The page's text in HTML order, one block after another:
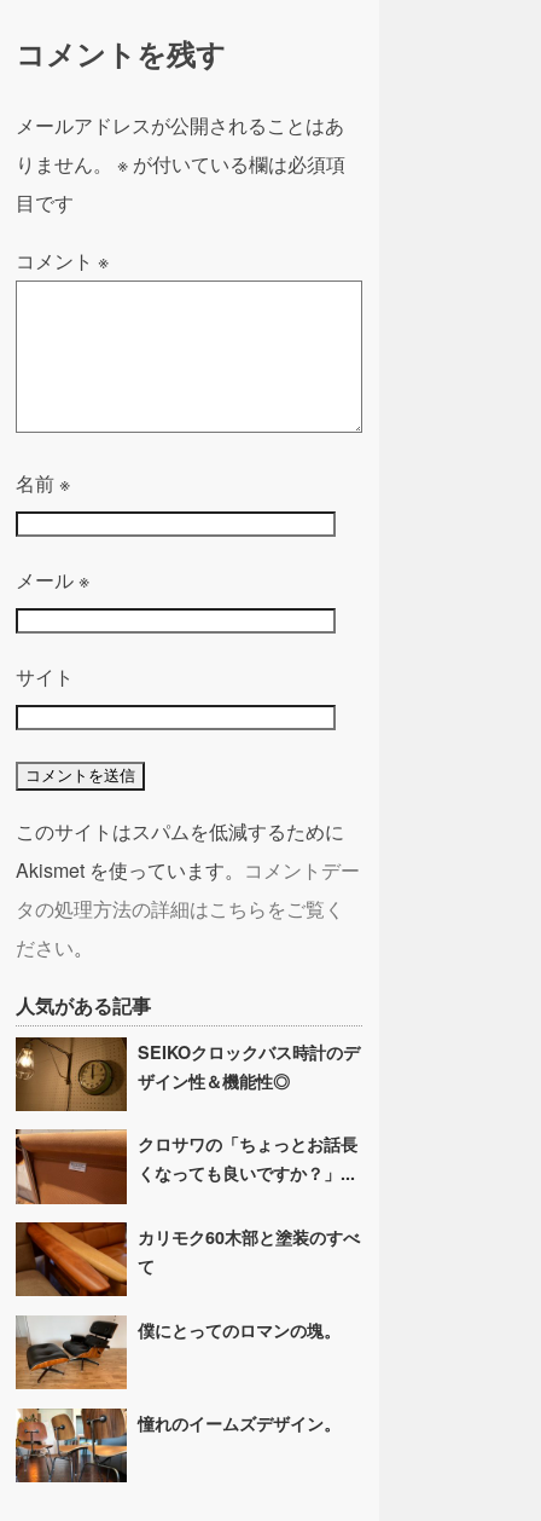
コメントを残す
メールアドレスが公開されることはあ
りません。
※ が付いている欄は必須項
目です
コメント※
名前※
メール※
サイト
このサイトはスパムを低減するために
Akismet を使っています。 コメントデー
タの処理方法の詳細はこちらをご覧く
ださい。
人気がある記事
SEIKOクロックバス時計のデ
ザイン性＆機能性◎
クロサワの「ちょっとお話長
くなっても良いですか？」...
カリモク60木部と塗装のすべ
て
僕にとってのロマンの塊。
憧れのイームズデザイン。